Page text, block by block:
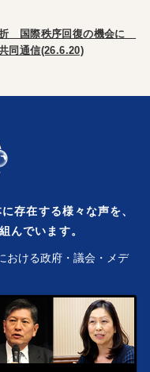
折 国際秩序回復の機会に
同通信(26.6.20)
存在する様々な声を、
んでいます。
おける政府・議会・メデ